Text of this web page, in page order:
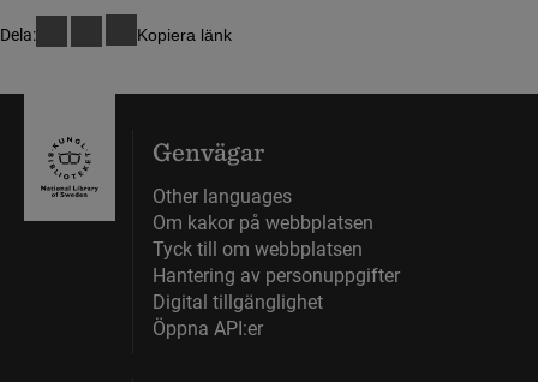
Dela: Kopiera länk
Genvägar
Other languages
Om kakor på webbplatsen
Tyck till om webbplatsen
Hantering av personuppgifter
Digital tillgänglighet
Öppna API:er